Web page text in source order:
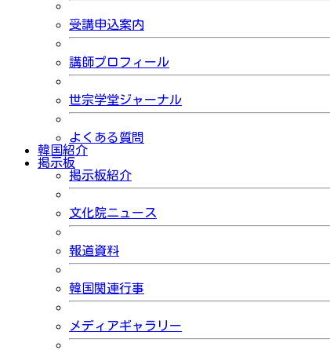
受講申込案内
講師プロフィール
世宗学堂ジャーナル
よくある質問
韓国紹介
掲示板
掲示板紹介
文化院ニュース
報道資料
韓国関連行事
メディアギャラリー